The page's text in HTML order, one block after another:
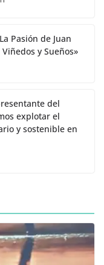
Pasión de Juan
y Sueños»
del
explotar el
y sostenible en